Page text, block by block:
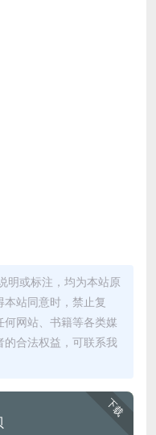
明或标注，均为本站原
站同意时，禁止复
网站、书籍等各类媒
合法权益，可联系我
下载